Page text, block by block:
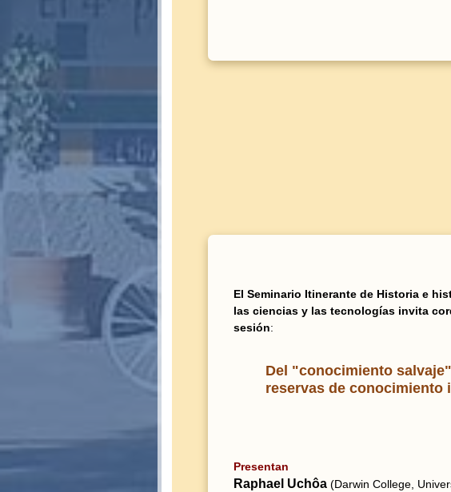
El Seminario Itinerante de Historia e
las ciencias y las tecnologías invita
sesión:
Del "conocimiento
reservas de conocimiento
Presentan
Raphael Uchôa(Darwin College,